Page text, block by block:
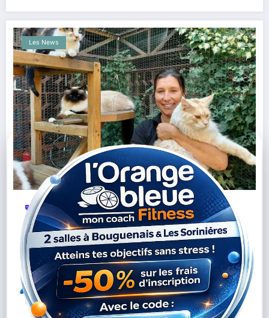
Les News
Chats Garde D’animaux,Hôtel Félin,Loire-
Atlantique,Orvault,Toulouse Vertou
L’Hôtel Georges Cat à Vertou : le refuge haut
de gamme pour les chats nantais
Lire la suite 05/10/2025